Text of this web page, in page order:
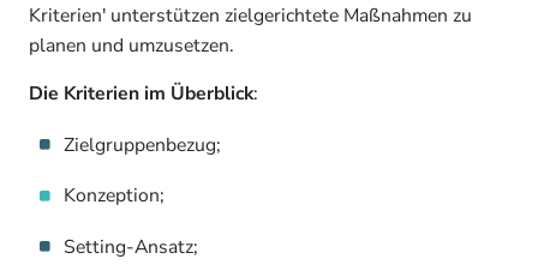
Kriterien' unterstützen zielgerichtete Maßnahmen zu
planen und umzusetzen.
Die Kriterien im Überblick:
Zielgruppenbezug;
Konzeption;
Setting-Ansatz;